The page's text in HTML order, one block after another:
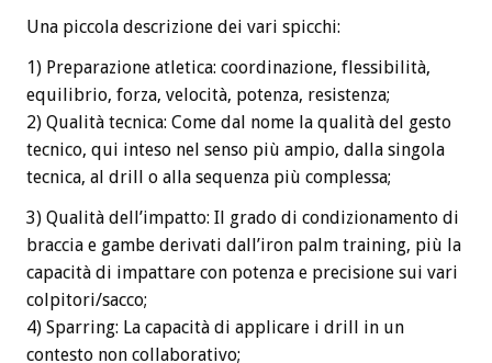
Una piccola descrizione dei vari spicchi:
1) Preparazione atletica: coordinazione, flessibilità,
equilibrio, forza, velocità, potenza, resistenza;
2) Qualità tecnica: Come dal nome la qualità del gesto
tecnico, qui inteso nel senso più ampio, dalla singola
tecnica, al drill o alla sequenza più complessa;
3) Qualità dell’impatto: Il grado di condizionamento di
braccia e gambe derivati dall’iron palm training, più la
capacità di impattare con potenza e precisione sui vari
colpitori/sacco;
4) Sparring: La capacità di applicare i drill in un
contesto non collaborativo;